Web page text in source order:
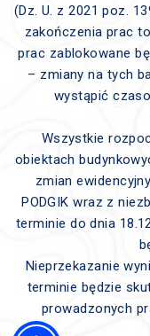
(Dz. U. z 2021 poz.
zakończenia prac
prac zablokowane
– zmiany na tych
wystąpić
Wszystkie
obiektach
zmian
PODGIK wraz z
terminie do dnia
Nieprzekazanie
terminie będzie
prowadzonych